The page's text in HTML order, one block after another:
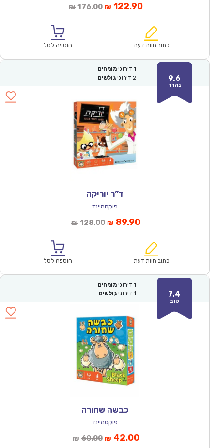
₪ 176.00המחיר
₪176.00.
₪ 122.90המחיר
הוא:
כתוב חוות דעת הוספה לסל
9.6
נהדר
1 דירוגי מומחים
2 דירוגי גולשים
ד”ר יוריקה
פוקסמיינד
₪ 128.00המחיר
₪128.00.
₪ 89.90המחיר
הוא:
כתוב חוות דעת הוספה לסל
7.4
טוב
1 דירוגי מומחים
1 דירוגי גולשים
כבשה שחורה
פוקסמיינד
₪ 60.00המחיר
₪ 42.00המחיר